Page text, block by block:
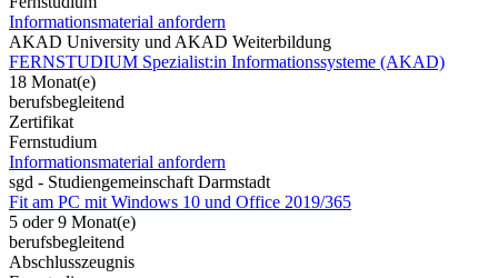
Informationsmaterial anfordern
AKAD University und AKAD Weiterbildung
FERNSTUDIUM Spezialist:in Informationssysteme (AKAD)
18 Monat(e)
berufsbegleitend
Zertifikat
Fernstudium
Informationsmaterial anfordern
sgd - Studiengemeinschaft Darmstadt
Fit am PC mit Windows 10 und Office 2019/365
5 oder 9 Monat(e)
berufsbegleitend
Abschlusszeugnis